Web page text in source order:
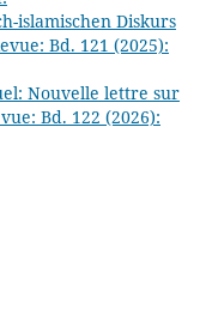
islamischen Diskurs
Bd. 121 (2025):
Nouvelle lettre sur
Bd. 122 (2026):